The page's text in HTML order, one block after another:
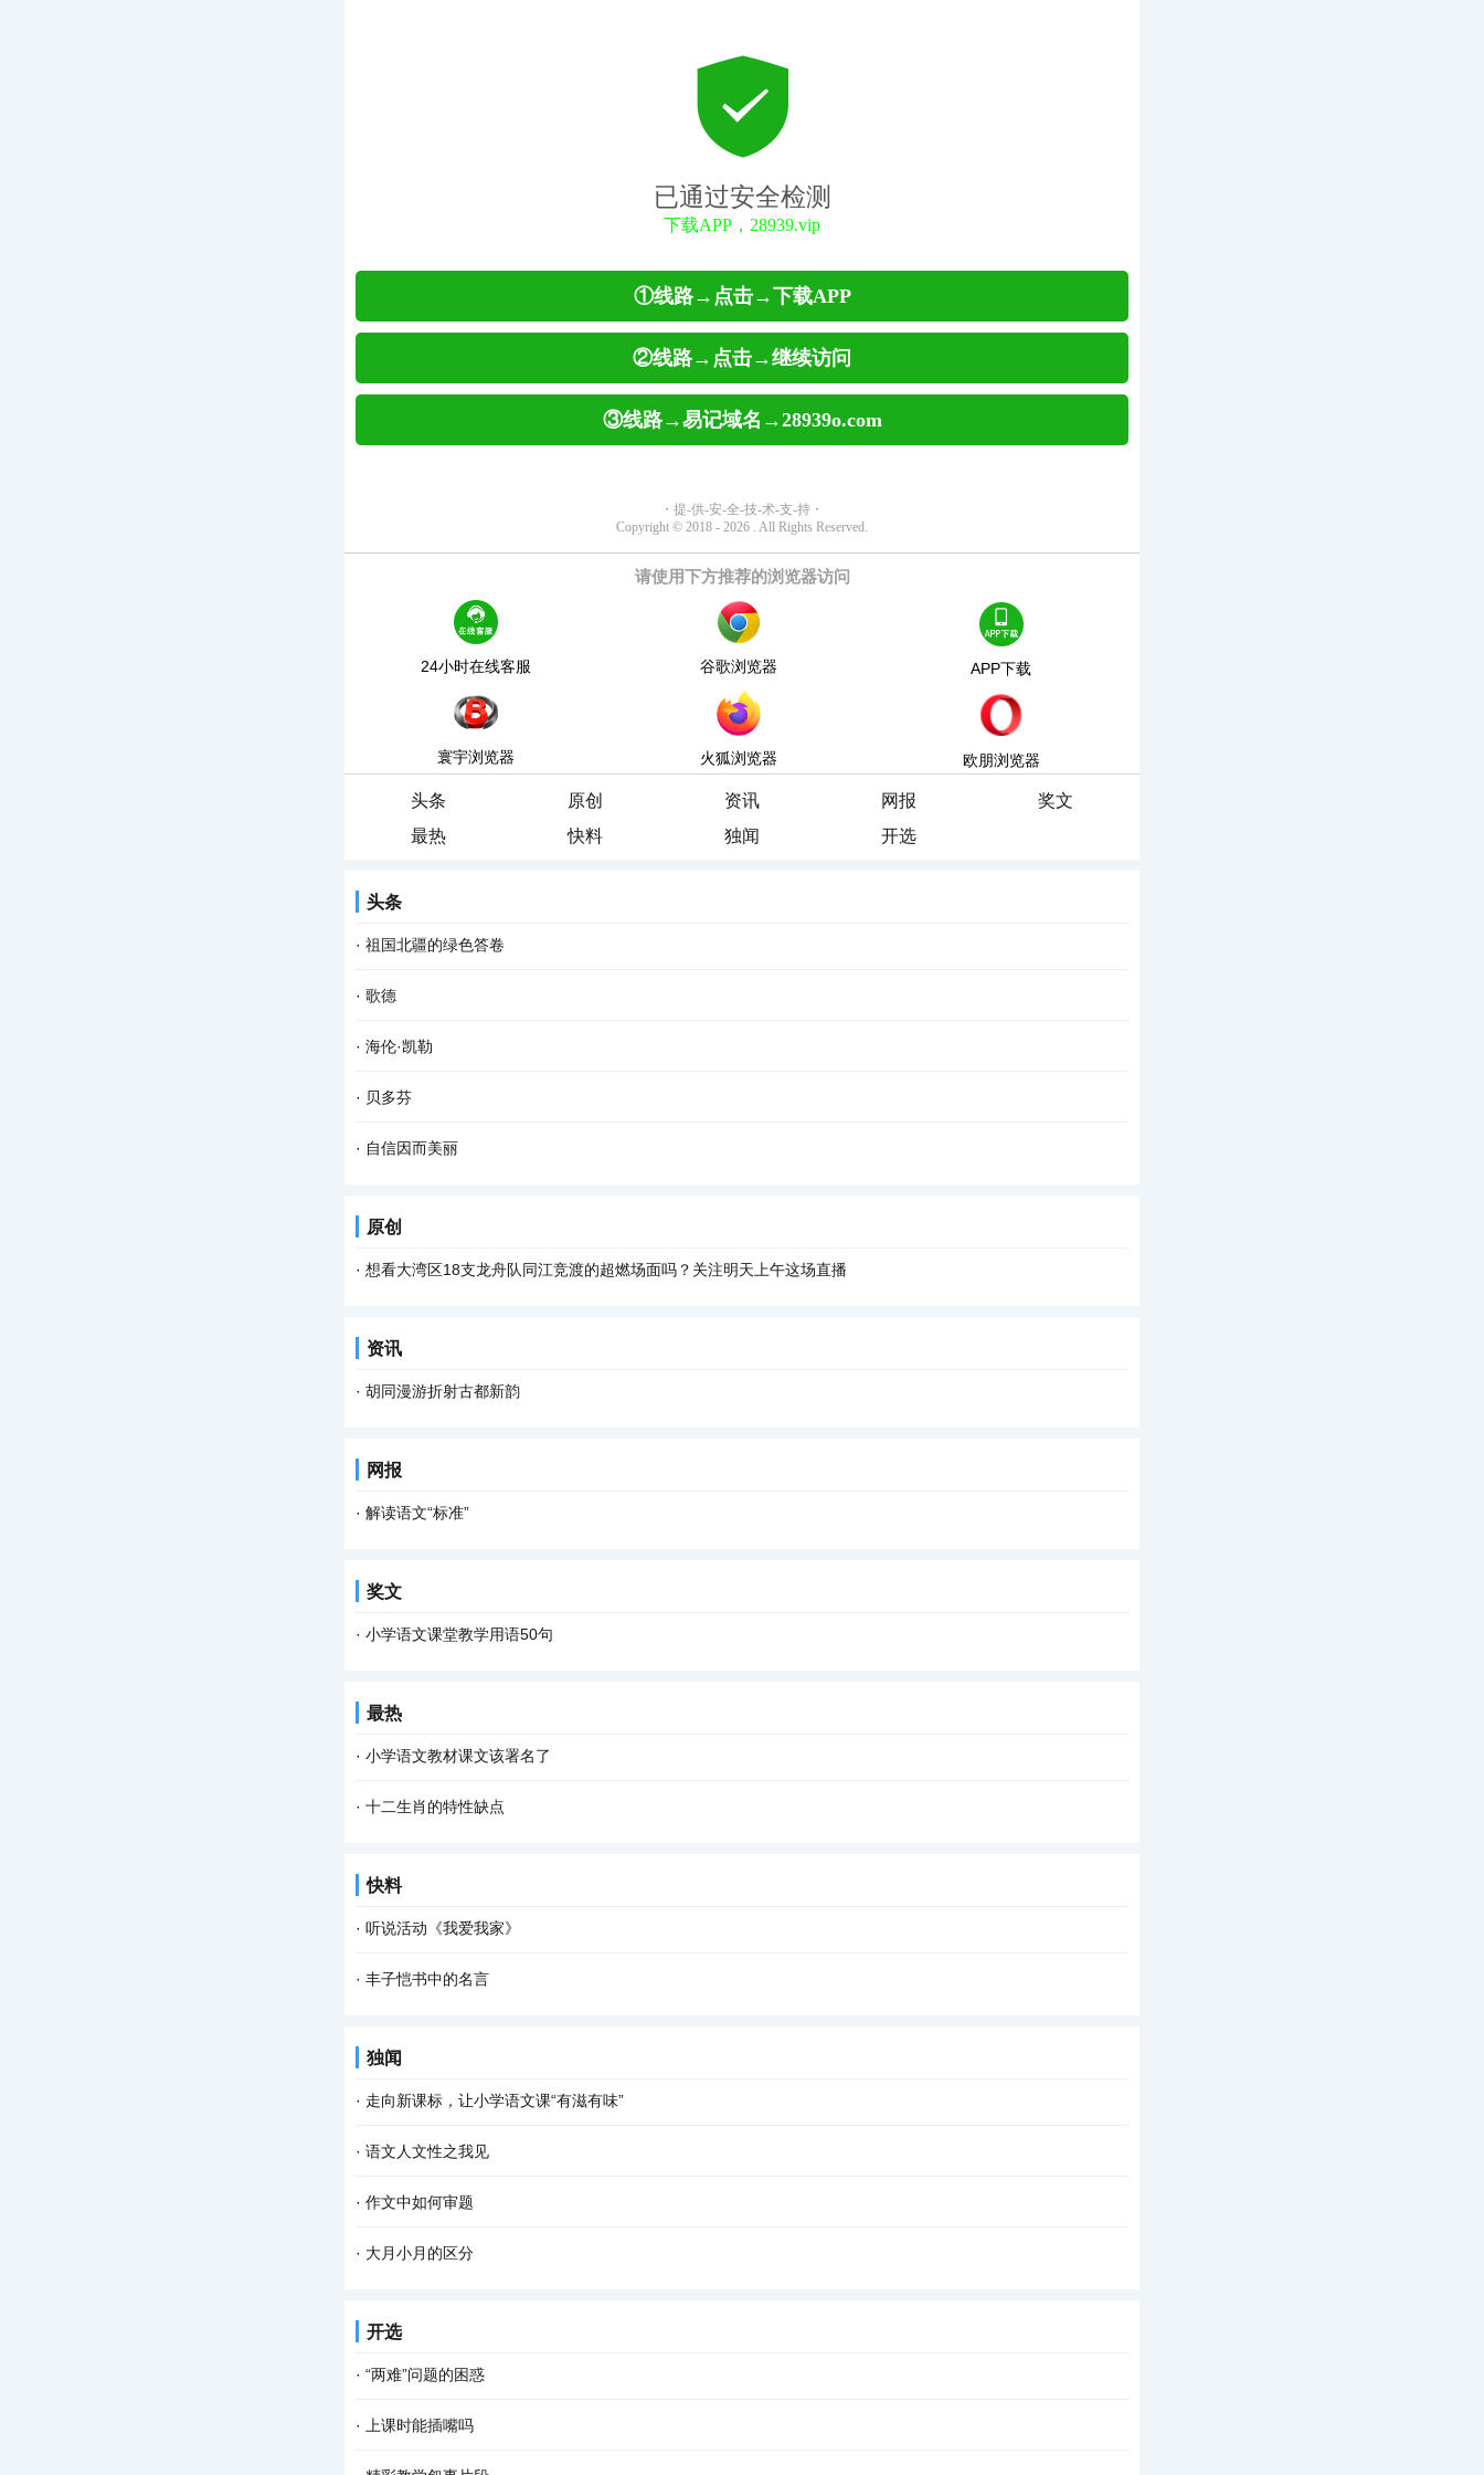
请使用下方推荐的浏览器访问
24小时在线客服 谷歌浏览器 APP下载
寰宇浏览器 火狐浏览器 欧朋浏览器
头条 原创 资讯 网报
奖文
最热
快料 独闻 开选
头条
· 祖国北疆的绿色答卷
· 歌德
· 海伦·凯勒
· 贝多芬
· 自信因而美丽
原创
· 想看大湾区18支龙舟队同江竞渡的超燃场面吗？关注明天上午这场直播
资讯
· 胡同漫游折射古都新韵
网报
· 解读语文“标准”
奖文
· 小学语文课堂教学用语50句
最热
· 小学语文教材课文该署名了
· 十二生肖的特性缺点
快料
· 听说活动《我爱我家》
· 丰子恺书中的名言
独闻
· 走向新课标，让小学语文课“有滋有味”
· 语文人文性之我见
· 作文中如何审题
· 大月小月的区分
开选
· “两难”问题的困惑
· 上课时能插嘴吗